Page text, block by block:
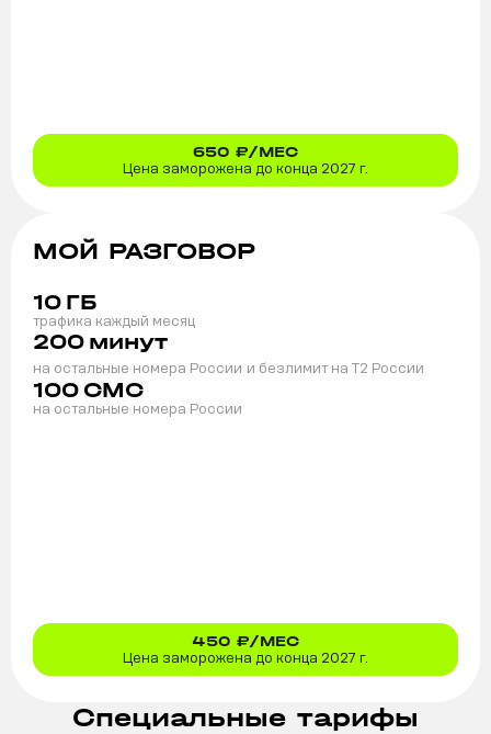
650 ₽/МЕС
Цена заморожена до конца 2027 г.
МОЙ РАЗГОВОР
10 ГБ
трафика каждый месяц
200 минут
на остальные номера России и безлимит на T2 России
100 СМС
на остальные номера России
450 ₽/МЕС
Цена заморожена до конца 2027 г.
Специальные тарифы